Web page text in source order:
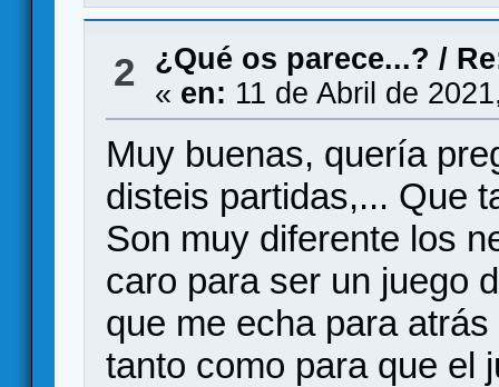
2 ¿Qué os parece...? /
« en: 11 de Abril de
Muy buenas, quería
disteis partidas,... Que
Son muy diferente los
caro para ser un juego
que me echa para
tanto como para que el